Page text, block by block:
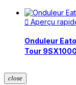
 Aperçu
Onduleur
Tour
close